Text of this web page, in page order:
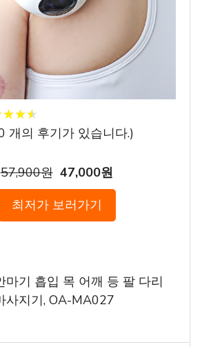
★★★
★★★
개의 후기가 있습니다.)
57,900원 47,000원
최저가 보러가기
마기 흡입 목 어깨 등 팔 다리
사지기, OA-MA027